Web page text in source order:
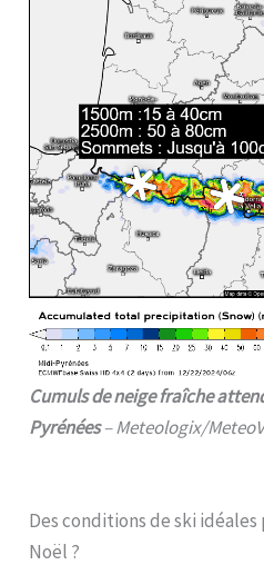
Cumuls de neige fraîche
Pyrénées– Meteologix/
Des conditions de ski idéales
Noël ?